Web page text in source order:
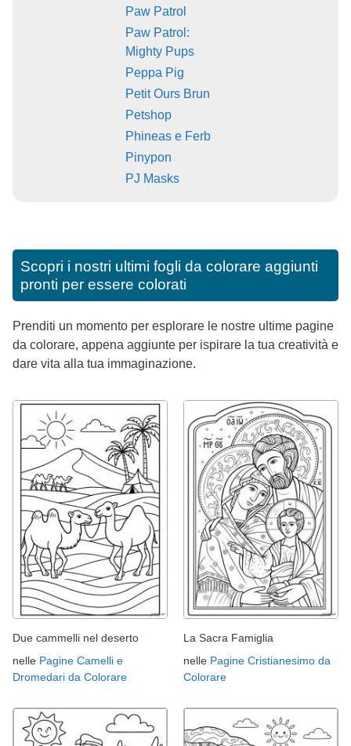
Paw Patrol
Paw Patrol:
Mighty Pups
Peppa Pig
Petit Ours Brun
Petshop
Phineas e Ferb
Pinypon
PJ Masks
Scopri i nostri ultimi fogli da colorare aggiunti
pronti per essere colorati
Prenditi un momento per esplorare le nostre ultime pagine
da colorare, appena aggiunte per ispirare la tua creatività e
dare vita alla tua immaginazione.
Due cammelli nel deserto
nelle Pagine Camelli e
Dromedari da Colorare
La Sacra Famiglia
nelle Pagine Cristianesimo da
Colorare